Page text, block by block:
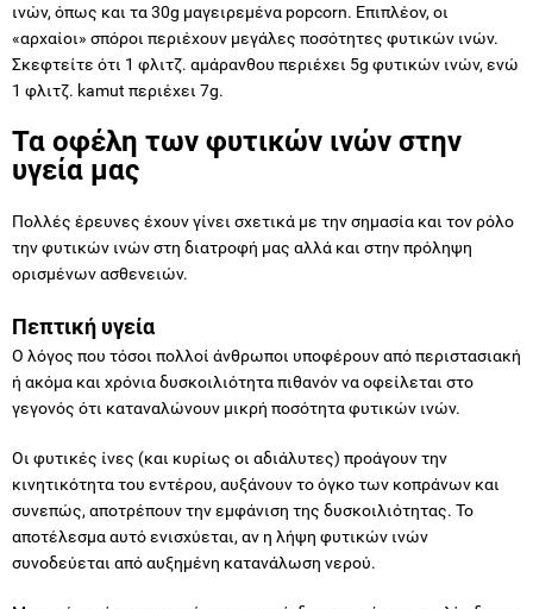
ινών, όπως και τα 30g μαγειρεμένα popcorn. Επιπλέον, οι
«αρχαίοι» σπόροι περιέχουν μεγάλες ποσότητες φυτικών ινών.
Σκεφτείτε ότι 1 φλιτζ. αμάρανθου περιέχει 5g φυτικών ινών, ενώ
1 φλιτζ. kamut περιέχει 7g.
Τα οφέλη των φυτικών ινών στην
υγεία μας
Πολλές έρευνες έχουν γίνει σχετικά με την σημασία και τον ρόλο
την φυτικών ινών στη διατροφή μας αλλά και στην πρόληψη
ορισμένων ασθενειών.
Πεπτική υγεία
Ο λόγος που τόσοι πολλοί άνθρωποι υποφέρουν από περιστασιακή
ή ακόμα και χρόνια δυσκοιλιότητα πιθανόν να οφείλεται στο
γεγονός ότι καταναλώνουν μικρή ποσότητα φυτικών ινών.
Οι φυτικές ίνες (και κυρίως οι αδιάλυτες) προάγουν την
κινητικότητα του εντέρου, αυξάνουν το όγκο των κοπράνων και
συνεπώς, αποτρέπουν την εμφάνιση της δυσκοιλιότητας. Το
αποτέλεσμα αυτό ενισχύεται, αν η λήψη φυτικών ινών
συνοδεύεται από αυξημένη κατανάλωση νερού.